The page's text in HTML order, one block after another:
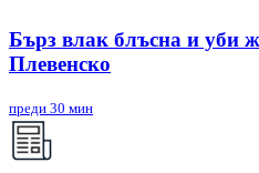
Бърз влак блъсна и уби
Плевенско
преди 30 мин